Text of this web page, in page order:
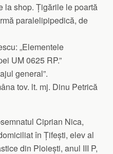
la shop. Țigările le poartă
paralelipipedică, de
„Elementele
UM 0625 RP.”
general”.
tov. lt. mj. Dinu Petrică
Ciprian Nica,
în Țifești, elev al
din Ploiești, anul III P,